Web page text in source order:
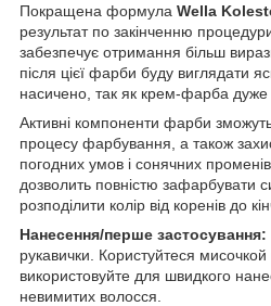
Покращена формула Wella
результат по закінченню
забезпечує отримання більш
після цієї фарби буду виглядати
насичено, так як крем-фарба дуже
Активні компоненти фарби
процесу фарбування, а також
погодних умов і сонячних
дозволить повністю зафарбувати
розподілити колір від коренів до
Нанесення/перше застосування:
рукавички. Користуйтеся
використовуйте для швидкого
невимитих волосся.